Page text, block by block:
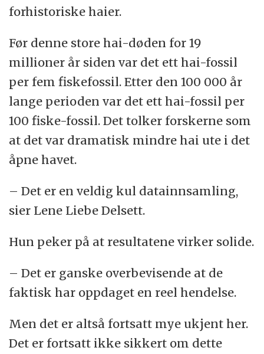
forhistoriske haier.
Før denne store hai-døden for 19
millioner år siden var det ett hai-fossil
per fem fiskefossil. Etter den 100 000 år
lange perioden var det ett hai-fossil per
100 fiske-fossil. Det tolker forskerne som
at det var dramatisk mindre hai ute i det
åpne havet.
– Det er en veldig kul datainnsamling,
sier Lene Liebe Delsett.
Hun peker på at resultatene virker solide.
– Det er ganske overbevisende at de
faktisk har oppdaget en reel hendelse.
Men det er altså fortsatt mye ukjent her.
Det er fortsatt ikke sikkert om dette